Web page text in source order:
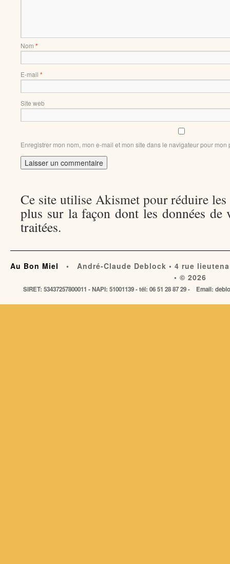
Nom *
E-mail *
Site web
Enregistrer mon nom, mon e-mail et mon site dans le navigateur pour
Ce site utilise Akismet pour réduire
plus sur la façon dont les données de
traitées.
Au Bon Miel
• André-Claude Deblock • 4 rue
• © 2026
SIRET: 53437257800011 - NAPI: 51001139 - tél: 06 51 28 87 29 - Email: